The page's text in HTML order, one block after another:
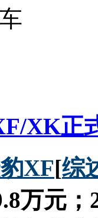
XK正
XF[综
万元；